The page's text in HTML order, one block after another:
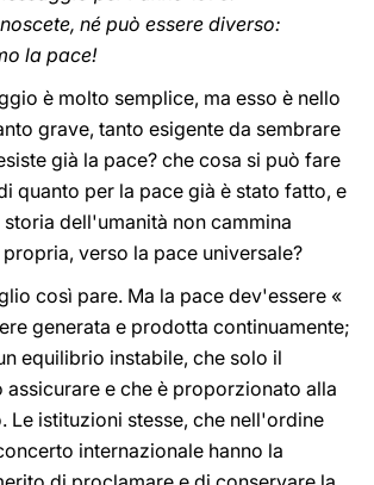
né può essere diverso:
la pace!
è molto semplice, ma esso è nello
grave, tanto esigente da sembrare
già la pace? che cosa si può fare
quanto per la pace già è stato fatto, e
dell'umanità non cammina
verso la pace universale?
così pare. Ma la pace dev'essere «
generata e prodotta continuamente;
equilibrio instabile, che solo il
assicurare e che è proporzionato alla
Le istituzioni stesse, che nell'ordine
internazionale hanno la